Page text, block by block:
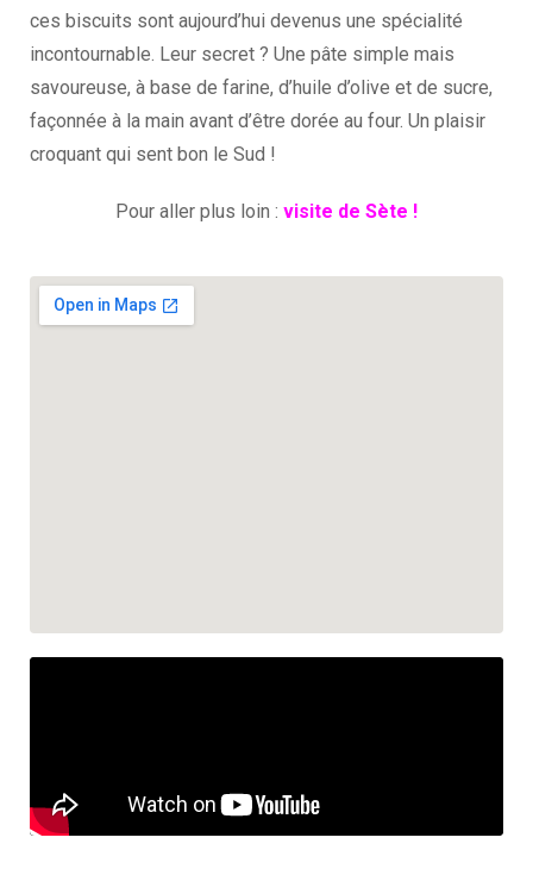
ces biscuits sont aujourd’hui devenus une spécialité
incontournable. Leur secret ? Une pâte simple mais
savoureuse, à base de farine, d’huile d’olive et de sucre,
façonnée à la main avant d’être dorée au four. Un plaisir
croquant qui sent bon le Sud !
Pour aller plus loin : visite de Sète !